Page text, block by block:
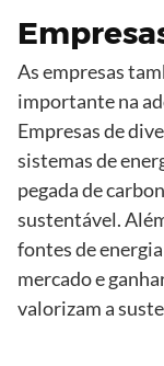
As empresas
importante na
Empresas de
sistemas de
pegada de
sustentável.
fontes de
mercado e
valorizam a